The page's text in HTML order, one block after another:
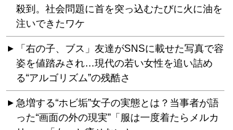
殺到。社会問題に首を突っ込むたびに火に油を
注いできたワケ
「右の子、ブス」友達がSNSに載せた写真で容
姿を値踏みされ…現代の若い女性を追い詰め
る“アルゴリズム”の残酷さ
急増する“ホビ垢”女子の実態とは？当事者が語
った“画面の外の現実”「服は一度着たらメルカ